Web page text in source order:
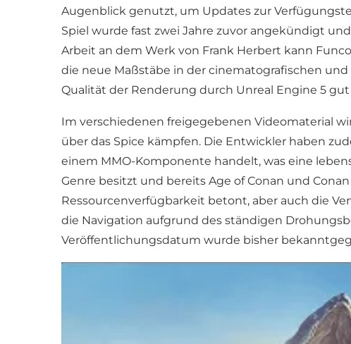
Augenblick genutzt, um Updates zur
Spiel wurde fast zwei Jahre zuvor angekündigt
Arbeit an dem Werk von Frank Herbert kann
die neue Maßstäbe in der cinematografischen
Qualität der Renderung durch Unreal Engine 5
Im verschiedenen freigegebenen Videomaterial
über das Spice kämpfen. Die Entwickler haben
einem MMO-Komponente handelt, was eine
Genre besitzt und bereits Age of Conan und
Ressourcenverfügbarkeit betont, aber auch die
die Navigation aufgrund des ständigen
Veröffentlichungsdatum wurde bisher